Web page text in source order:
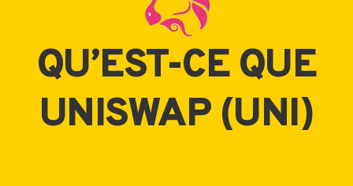
QU’EST-CE QUE
UNISWAP (UNI)